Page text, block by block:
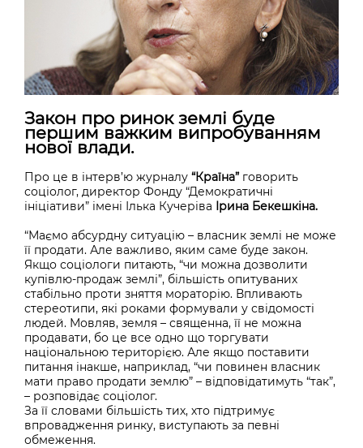
Закон про ринок землі буде
першим важким випробуванням
нової влади.
Про це в інтерв’ю журналу “Країна”говорить
соціолог, директор Фонду “Демократичні
ініціативи” імені Ілька Кучеріва Ірина Бекешкіна.
“Маємо абсурдну ситуацію – власник землі не може
її продати. Але важливо, яким саме буде закон.
Якщо соціологи питають, “чи можна дозволити
купівлю-продаж землі”, більшість опитуваних
стабільно проти зняття мораторію. Впливають
стереотипи, які роками формували у свідомості
людей. Мовляв, земля – священна, її не можна
продавати, бо це все одно що торгувати
національною територією. Але якщо поставити
питання інакше, наприклад, “чи повинен власник
мати право продати землю” – відповідатимуть “так”,
– розповідає соціолог.
За її словами більшість тих, хто підтримує
впровадження ринку, виступають за певні
обмеження.